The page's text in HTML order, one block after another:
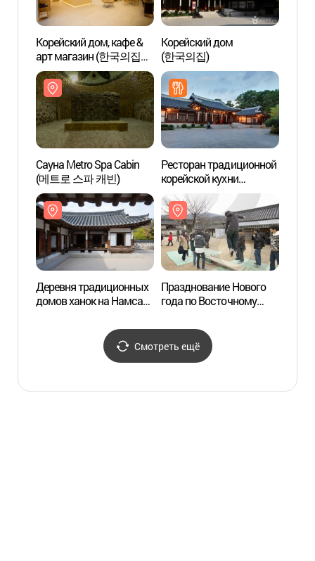
Корейский дом, кафе &
арт магазин (한국의집
사랑 카페앤아트샵)
Корейский дом
(한국의집)
Сауна Metro Spa Cabin
(메트로 스파 캐빈)
Ресторан традиционной
корейской кухни
"Корейский дом" (Korea
House, 한국의집)
Деревня традиционных
домов ханок на Намсане
Празднование Нового
года по Восточному
2015 в деревне
традиционных
корейских домов "ханок"
Смотреть ещё